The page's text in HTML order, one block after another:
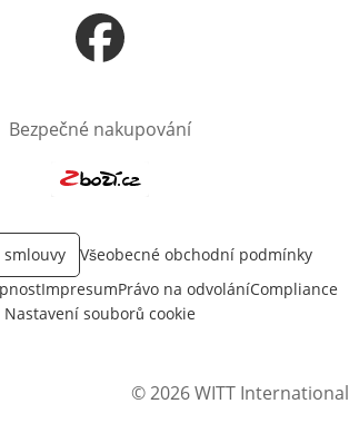
Otevře v novém okně
Bezpečné nakupování
Všeobecné obchodní podmínky
ImpresumPrávo na odvoláníCompliance
Nastavení souborů cookie
© 2026 WITT International